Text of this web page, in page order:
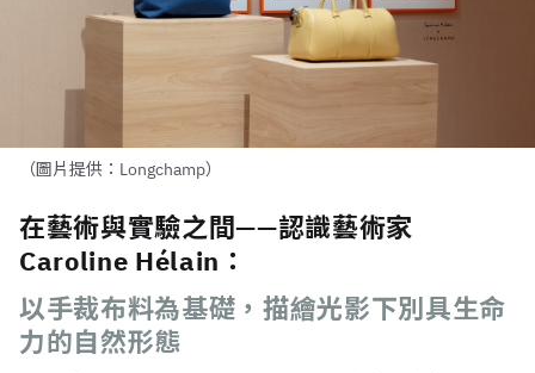
（圖片提供：Longchamp）
在藝術與實驗之間——認識藝術家
Caroline Hélain：
以手裁布料為基礎，描繪光影下別具生命
力的自然形態